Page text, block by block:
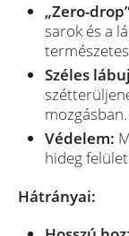
„Zero-
sarok és a
Széles
mozgásban.
Védelem:
hideg
Hátrányai: